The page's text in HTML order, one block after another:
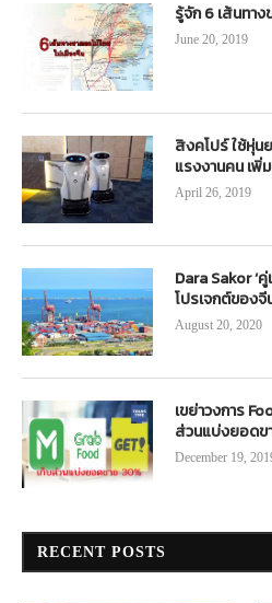
รู้จัก 6 เส้นทา
June 20, 2019
สิงคโปร์ ใช้หุ่น
แรงงานคน เ
April 26, 2019
Dara Sakor ‘
โปรเจกต์ของ
August 20, 2020
เขย่าวงการ
ส่วนแบ่งยอดข
December 19,
RECENT POSTS